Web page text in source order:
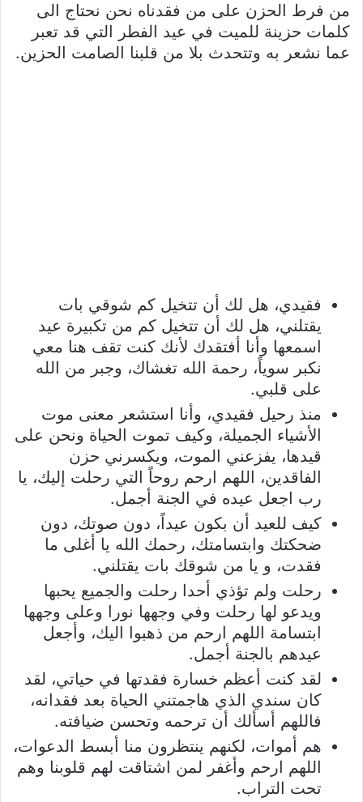
من فرط الحزن على من فقدناه نحن نحتاج الى
كلمات حزينة للميت في عيد الفطر التي قد تعبر
عما نشعر به وتتحدث بلا من قلبنا الصامت الحزين.
فقيدي، هل لك أن تتخيل كم شوقي بات
يقتلني، هل لك أن تتخيل كم من تكبيرة عيد
اسمعها وأنا أفتقدك لأنك كنت تقف هنا معي
نكبر سوياً، رحمة الله تغشاك، وجبر من الله
على قلبي.
منذ رحيل فقيدي، وأنا استشعر معنى موت
الأشياء الجميلة، وكيف تموت الحياة ونحن على
قيدها، يفزعني الموت، ويكسرني حزن
الفاقدين، اللهم ارحم روحاً التي رحلت إليك، يا
رب اجعل عيده في الجنة أجمل.
كيف للعيد أن بكون عيداً، دون صوتك، دون
ضحكتك وابتسامتك، رحمك الله يا أغلى ما
فقدت، و يا من شوقك بات يقتلني.
رحلت ولم تؤذي أحدا رحلت والجميع يحبها
ويدعو لها رحلت وفي وجهها نورا وعلى وجهها
ابتسامة اللهم ارحم من ذهبوا اليك، وأجعل
عيدهم بالجنة أجمل.
لقد كنت أعظم خسارة فقدتها في حياتي، لقد
كان سندي الذي هاجمتني الحياة بعد فقدانه،
فاللهم أسألك أن ترحمه وتحسن ضيافته.
هم أموات، لكنهم ينتظرون منا أبسط الدعوات،
اللهم ارحم وأغفر لمن اشتاقت لهم قلوبنا وهم
تحت التراب.